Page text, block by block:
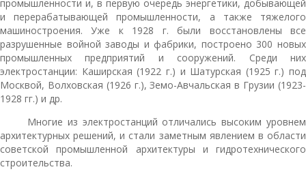
промышленности и, в первую очередь энергетики, добывающей
и перерабатывающей промышленности, а также тяжелого
машиностроения. Уже к 1928 г. были восстановлены все
разрушенные войной заводы и фабрики, построено 300 новых
промышленных предприятий и сооружений. Среди них
электростанции: Каширская (1922 г.) и Шатурская (1925 г.) под
Москвой, Волховская (1926 г.), Земо-Авчальская в Грузии (1923-
1928 гг.) и др.
Многие из электростанций отличались высоким уровнем
архитектурных решений, и стали заметным явлением в области
советской промышленной архитектуры и гидротехнического
строительства.